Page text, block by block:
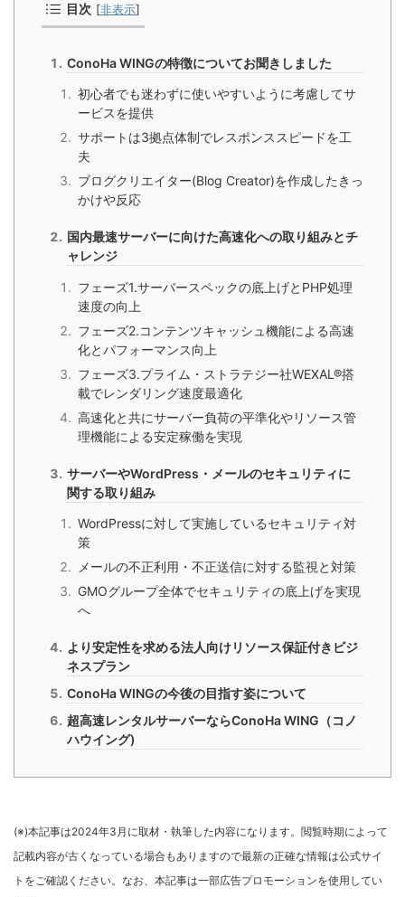
目次 [非表示]
ConoHa WINGの特徴についてお聞きしました
初心者でも迷わずに使いやすいように考慮してサ
ービスを提供
サポートは3拠点体制でレスポンススピードを工
夫
ブログクリエイター(Blog Creator)を作成したきっ
かけや反応
国内最速サーバーに向けた高速化への取り組みとチ
ャレンジ
フェーズ1.サーバースペックの底上げとPHP処理
速度の向上
フェーズ2.コンテンツキャッシュ機能による高速
化とパフォーマンス向上
フェーズ3.プライム・ストラテジー社WEXAL®搭
載でレンダリング速度最適化
高速化と共にサーバー負荷の平準化やリソース管
理機能による安定稼働を実現
サーバーやWordPress・メールのセキュリティに
関する取り組み
WordPressに対して実施しているセキュリティ対
策
メールの不正利用・不正送信に対する監視と対策
GMOグループ全体でセキュリティの底上げを実現
へ
より安定性を求める法人向けリソース保証付きビジ
ネスプラン
ConoHa WINGの今後の目指す姿について
超高速レンタルサーバーならConoHa WING（コノ
ハウイング)
(※)本記事は2024年3月に取材・執筆した内容になります。閲覧時期によって
記載内容が古くなっている場合もありますので最新の正確な情報は公式サイ
トをご確認ください。なお、本記事は一部広告プロモーションを使用してい